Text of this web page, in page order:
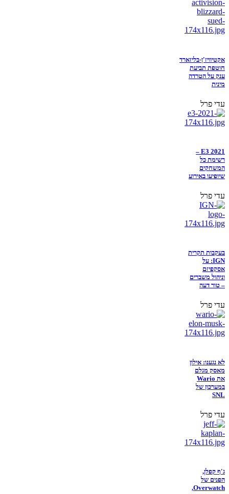
אקטיוויז'ן-בליזארד
חוטפת תביעת
ענק על הטרדה
מינית
עדי פרל
E3 2021 –
רשימת כל
המשחקים
שיופיעו באירוע
עדי פרל
בעקבות תקרית
IGN: על
אסקפיזם
וניהול משברים
– טור דעה
עדי פרל
לא נגענו: אילון
מאסק מגלם
את Wario
במערכון של
SNL
עדי פרל
ג'ף קפלן,
הפנים של
Overwatch,